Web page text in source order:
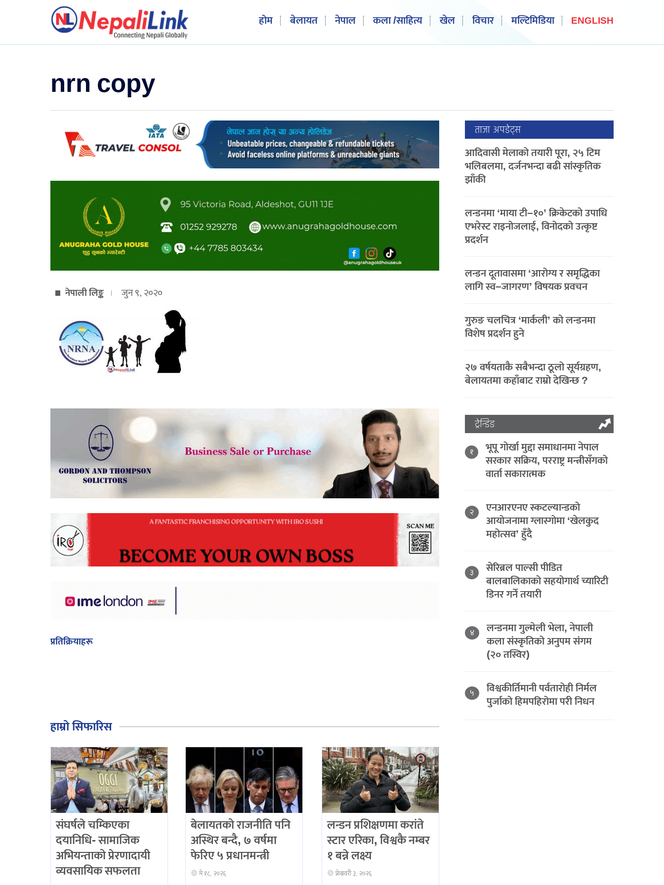
होम बेलायत नेपाल कला /साहित्य खेल विचार मल्टिमिडिया ENGLISH
nrn copy
नेपाली लिङ्क जुन ९, २०२०
प्रतिक्रियाहरू
हाम्रो सिफारिस
संघर्षले चम्किएका
दयानिधि- सामाजिक
अभियन्ताको प्रेरणादायी
व्यवसायिक सफलता
बेलायतको राजनीति पनि
अस्थिर बन्दै, ७ वर्षमा
फेरिए ५ प्रधानमन्त्री
मे १८, २०२६
लन्डन प्रशिक्षणमा करांते
स्टार एरिका, विश्वकै नम्बर
१ बन्ने लक्ष्य
फ्रेब्रवरी ३, २०२६
ताजा अपडेट्स
आदिवासी मेलाको तयारी पूरा, २५ टिम
भलिबलमा, दर्जनभन्दा बढी सांस्कृतिक
झाँकी
लन्डनमा ‘माया टी–१०’ क्रिकेटको उपाधि
एभरेस्ट राइनोजलाई, विनोदको उत्कृष्ट
प्रदर्शन
लन्डन दूतावासमा ‘आरोग्य र समृद्धिका
लागि स्व–जागरण’ विषयक प्रवचन
गुरुङ चलचित्र ‘मार्कली’ को लन्डनमा
विशेष प्रदर्शन हुने
२७ वर्षयताकै सबैभन्दा ठूलो सूर्यग्रहण,
बेलायतमा कहाँबाट राम्रो देखिन्छ ?
ट्रेन्डिङ
१ भूपू गोर्खा मुद्दा समाधानमा नेपाल
सरकार सक्रिय, परराष्ट्र मन्त्रीसँगको
वार्ता सकारात्मक
२ एनआरएनए स्कटल्यान्डको
आयोजनामा ग्लास्गोमा ‘खेलकुद
महोत्सव’ हुँदै
३ सेरिब्रल पाल्सी पीडित
बालबालिकाको सहयोगार्थ च्यारिटी
डिनर गर्ने तयारी
४ लन्डनमा गुल्मेली भेला, नेपाली
कला संस्कृतिको अनुपम संगम
(२० तस्विर)
५ विश्वकीर्तिमानी पर्वतारोही निर्मल
पुर्जाको हिमपहिरोमा परी निधन